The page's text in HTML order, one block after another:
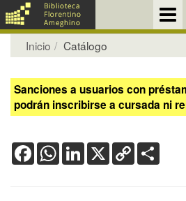
Inicio Catálogo
Sanciones a usuarios con
podrán inscribirse a cursada ni
FacebookWhatsApp
LinkedIn
X Copy
Link